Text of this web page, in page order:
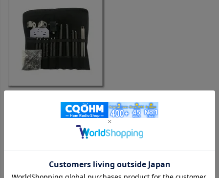
21/24MHz、28/29MHzの拡張コイル、さらに小型バランCBL-100
をロールポーチに収納したフルセット仕様が限定で復活。今なら
CUB-035同等品もプレゼント【特別ステージ価格】【個数限定・